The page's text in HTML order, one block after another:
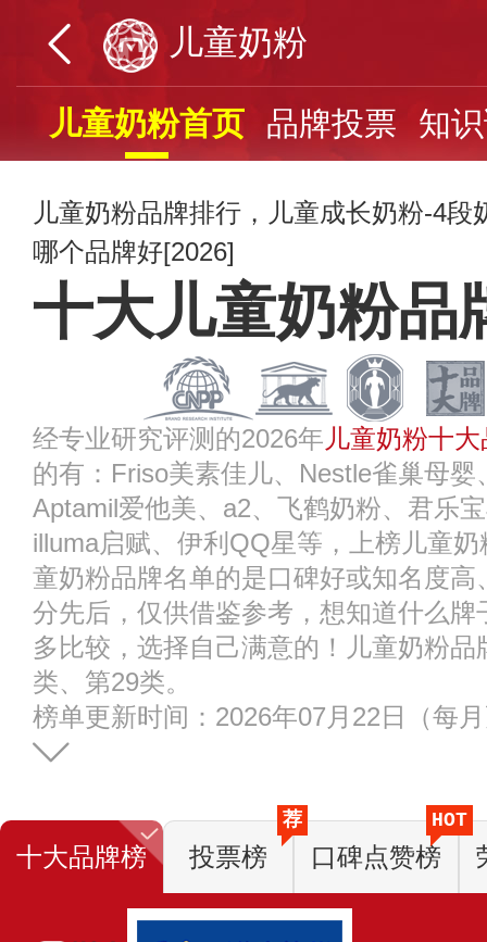
儿童奶粉
儿童奶粉首页 品牌投票 知
儿童奶粉品牌排行，儿童成长奶粉-4
哪个品牌好[2026]
十大儿童奶粉品
经专业研究评测的2026年 儿童奶粉十
的有：Friso美素佳儿、Nestle雀巢母
Aptamil爱他美、a2、飞鹤奶粉、君乐
illuma启赋、伊利QQ星等，上榜儿童
童奶粉品牌名单的是口碑好或知名度
分先后，仅供借鉴参考，想知道什么
多比较，选择自己满意的！儿童奶粉
类、第29类。
榜单更新时间：2026年07月22日（每
十大品牌榜 投票榜
荐
口碑点赞榜
HOT